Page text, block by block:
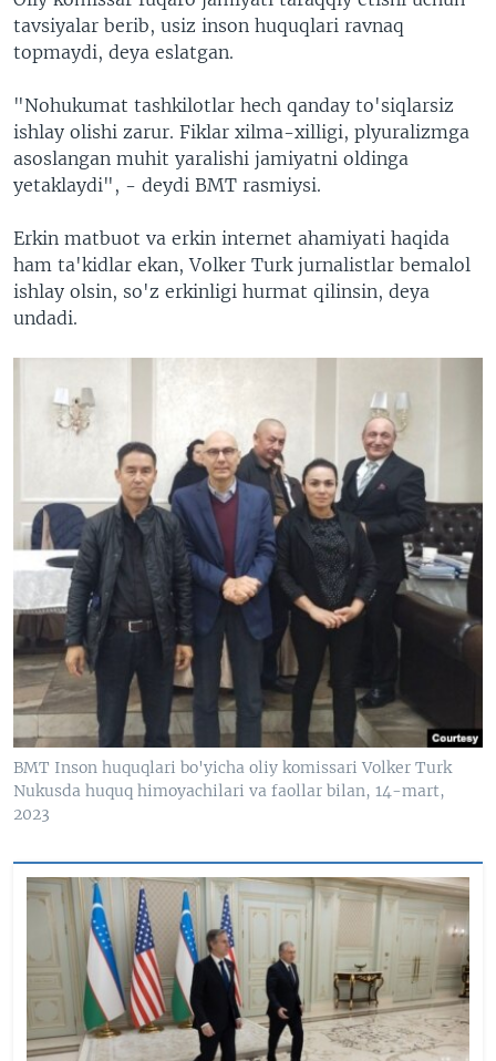
tavsiyalar berib, usiz inson huquqlari ravnaq
topmaydi, deya eslatgan.
"Nohukumat tashkilotlar hech qanday to'siqlarsiz
ishlay olishi zarur. Fiklar xilma-xilligi, plyuralizmga
asoslangan muhit yaralishi jamiyatni oldinga
yetaklaydi", - deydi BMT rasmiysi.
Erkin matbuot va erkin internet ahamiyati haqida
ham ta'kidlar ekan, Volker Turk jurnalistlar bemalol
ishlay olsin, so'z erkinligi hurmat qilinsin, deya
undadi.
BMT Inson huquqlari bo'yicha oliy komissari Volker Turk
Nukusda huquq himoyachilari va faollar bilan, 14-mart,
2023